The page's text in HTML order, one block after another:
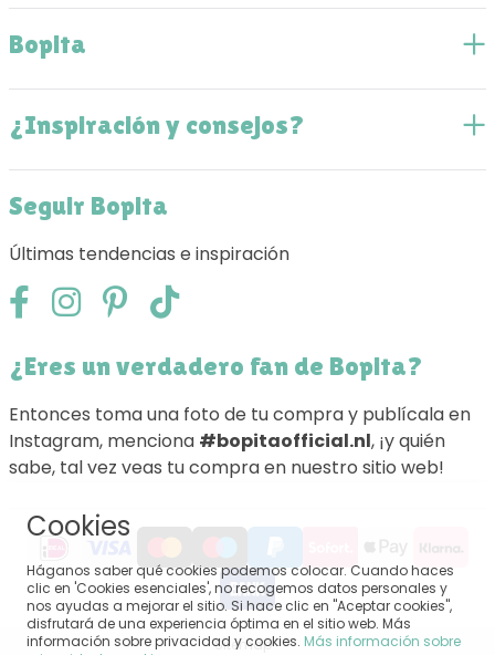
Bopita
¿Inspiración y consejos?
Seguir Bopita
Últimas tendencias e inspiración
¿Eres un verdadero fan de Bopita?
Entonces toma una foto de tu compra y publícala en
Instagram, menciona #bopitaofficial.nl, ¡y quién
sabe, tal vez veas tu compra en nuestro sitio web!
Sitemap
Cookies
Háganos saber qué cookies podemos colocar. Cuando haces
clic en 'Cookies esenciales', no recogemos datos personales y
nos ayudas a mejorar el sitio. Si hace clic en "Aceptar cookies",
disfrutará de una experiencia óptima en el sitio web. Más
información sobre privacidad y cookies. Más información sobre